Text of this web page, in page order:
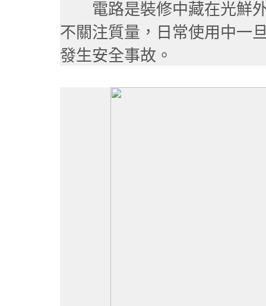
電路是裝修中藏在光鮮外
不關注質量，日常使用中一
發生安全事故。